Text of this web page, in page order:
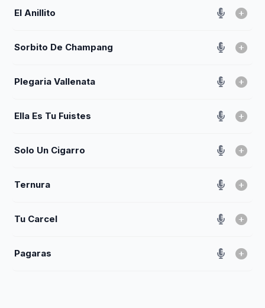
El Anillito
Sorbito De Champang
Plegaria Vallenata
Ella Es Tu Fuistes
Solo Un Cigarro
Ternura
Tu Carcel
Pagaras